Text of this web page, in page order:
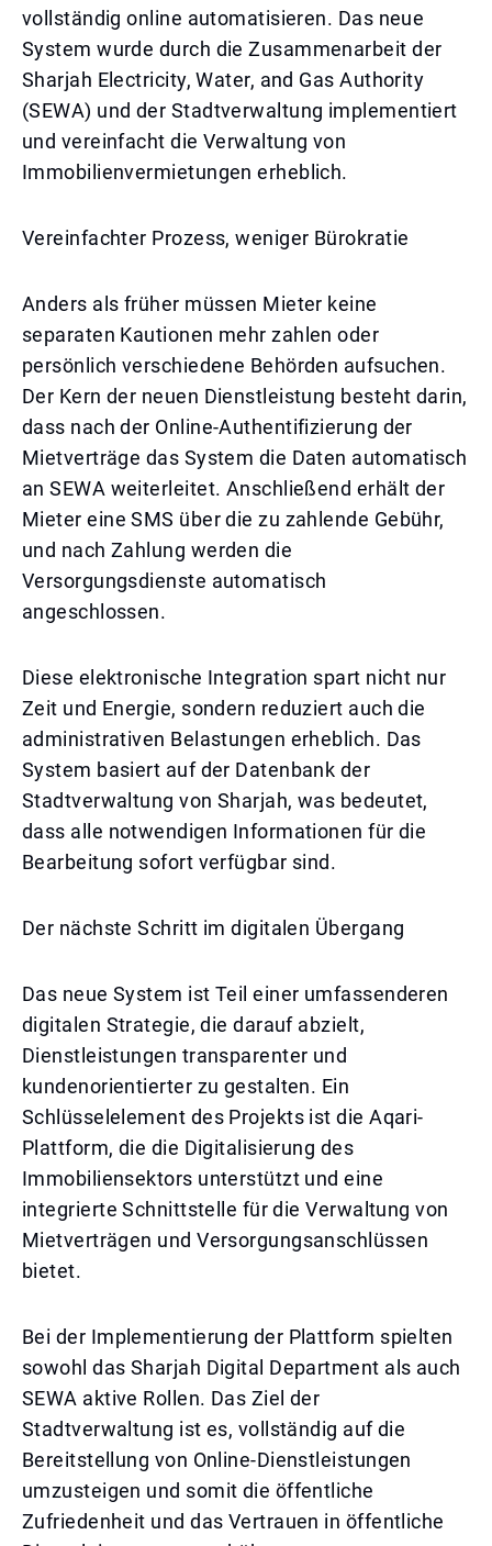
vollständig online automatisieren. Das neue
System wurde durch die Zusammenarbeit der
Sharjah Electricity, Water, and Gas Authority
(SEWA) und der Stadtverwaltung implementiert
und vereinfacht die Verwaltung von
Immobilienvermietungen erheblich.
Vereinfachter Prozess, weniger Bürokratie
Anders als früher müssen Mieter keine
separaten Kautionen mehr zahlen oder
persönlich verschiedene Behörden aufsuchen.
Der Kern der neuen Dienstleistung besteht darin,
dass nach der Online-Authentifizierung der
Mietverträge das System die Daten automatisch
an SEWA weiterleitet. Anschließend erhält der
Mieter eine SMS über die zu zahlende Gebühr,
und nach Zahlung werden die
Versorgungsdienste automatisch
angeschlossen.
Diese elektronische Integration spart nicht nur
Zeit und Energie, sondern reduziert auch die
administrativen Belastungen erheblich. Das
System basiert auf der Datenbank der
Stadtverwaltung von Sharjah, was bedeutet,
dass alle notwendigen Informationen für die
Bearbeitung sofort verfügbar sind.
Der nächste Schritt im digitalen Übergang
Das neue System ist Teil einer umfassenderen
digitalen Strategie, die darauf abzielt,
Dienstleistungen transparenter und
kundenorientierter zu gestalten. Ein
Schlüsselelement des Projekts ist die Aqari-
Plattform, die die Digitalisierung des
Immobiliensektors unterstützt und eine
integrierte Schnittstelle für die Verwaltung von
Mietverträgen und Versorgungsanschlüssen
bietet.
Bei der Implementierung der Plattform spielten
sowohl das Sharjah Digital Department als auch
SEWA aktive Rollen. Das Ziel der
Stadtverwaltung ist es, vollständig auf die
Bereitstellung von Online-Dienstleistungen
umzusteigen und somit die öffentliche
Zufriedenheit und das Vertrauen in öffentliche